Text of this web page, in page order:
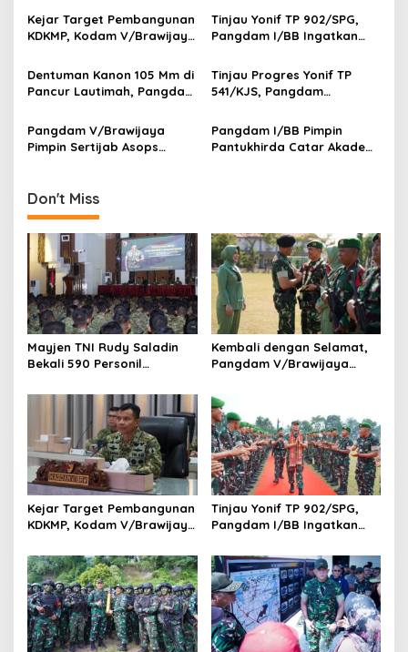
g
a
t
i
o
n
TP Jajaran Kodam
V/Brawijaya
Satgas Yonif 521/DY di
Perbatasan RI-PNG
Kejar Target Pembangunan
KDKMP, Kodam V/Brawijaya
Lapangan
Tinjau Yonif TP 902/SPG,
Pangdam I/BB Ingatkan
Marwah TNI
Dentuman Kanon 105 Mm di
Pancur Lautimah, Pangdam
Prajurit Naga Karimata
Tinjau Progres Yonif TP
541/KJS, Pangdam
Harus Bermanfaat bagi
Warga
Pangdam V/Brawijaya
Pimpin Sertijab Asops
Kesiapan Operasional
Satuan
Pangdam I/BB Pimpin
Pantukhirda Catar Akademi
Don't Miss
Mayjen TNI Rudy Saladin
Bekali 590 Personil
TP Jajaran Kodam
Kembali dengan Selamat,
Pangdam V/Brawijaya
Satgas Yonif 521/DY di
Perbatasan RI-PNG
Kejar Target Pembangunan
KDKMP, Kodam V/Brawijaya
Lapangan
Tinjau Yonif TP 902/SPG,
Pangdam I/BB Ingatkan
Marwah TNI